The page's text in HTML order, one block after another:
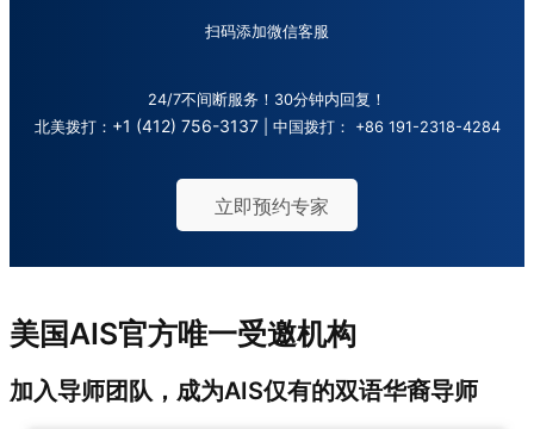
扫码添加微信客服
24/7不间断服务！30分钟内回复！
北美拨打： +1 (412) 756-3137 | 中国拨打： +86 191-2318-4284
立即预约专家
美国AIS官方唯一受邀机构
加入导师团队，成为AIS仅有的双语华裔导师